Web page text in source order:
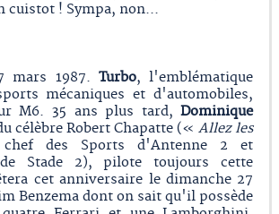
cuistot ! Sympa, non...
mars 1987.Turbo, l'emblématique
mécaniques et d'automobiles,
M6. 35 ans plus tard,Dominique
célèbre Robert Chapatte («Allez les
des Sports d'Antenne 2 et
de Stade 2), pilote toujours cette
cet anniversaire le dimanche 27
Benzema dont on sait qu'il possède